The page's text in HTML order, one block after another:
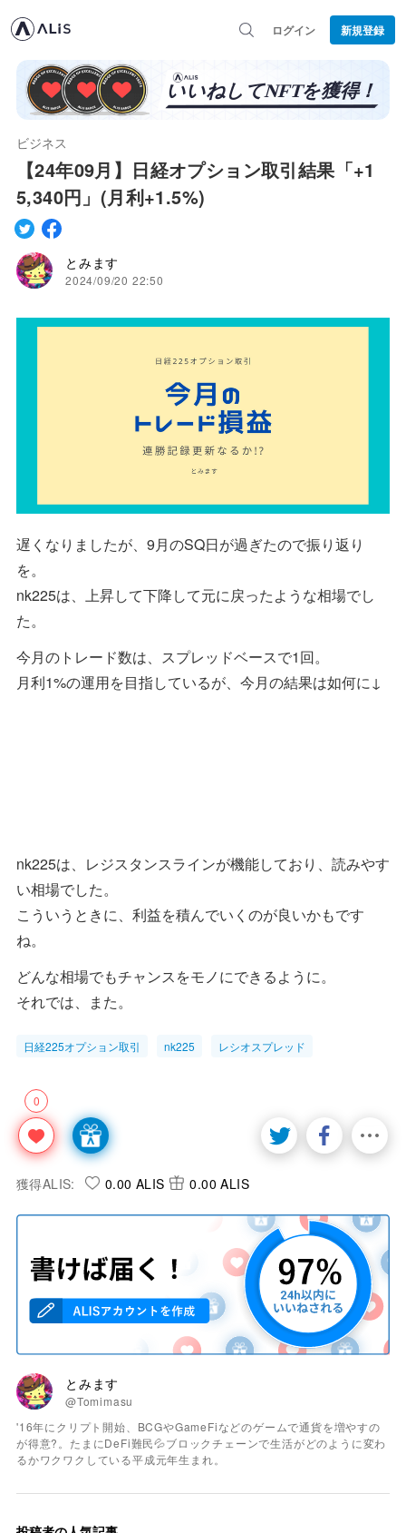
ログイン 新規登録
ビジネス
【24年09月】日経オプション取引結果「+1
5,340円」(月利+1.5%)
とみます
2024/09/20 22:50
遅くなりましたが、9月のSQ日が過ぎたので振り返り
を。
nk225は、上昇して下降して元に戻ったような相場でし
た。
今月のトレード数は、スプレッドベースで1回。
月利1%の運用を目指しているが、今月の結果は如何に↓
nk225は、レジスタンスラインが機能しており、読みやす
い相場でした。
こういうときに、利益を積んでいくのが良いかもです
ね。
どんな相場でもチャンスをモノにできるように。
それでは、また。
日経225オプション取引 nk225 レシオスプレッド
0
獲得ALIS: 0.00 ALIS 0.00 ALIS
とみます
@Tomimasu
'16年にクリプト開始、BCGやGameFiなどのゲームで通貨を増やすの
が得意?。たまにDeFi難民💦ブロックチェーンで生活がどのように変わ
るかワクワクしている平成元年生まれ。